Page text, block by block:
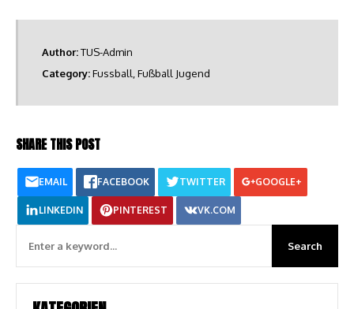
Author:TUS-Admin
Category:Fussball Fußball Jugend
SHARE THIS POST
EMAIL FACEBOOK TWITTER GOOGLE+
LINKEDIN PINTEREST VK.COM